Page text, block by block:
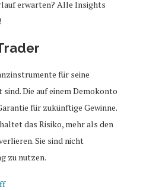
erwarten? Alle Insights
für seine
Die auf einem Demokonto
für zukünftige Gewinne.
das Risiko, mehr als den
Sie sind nicht
zu nutzen.